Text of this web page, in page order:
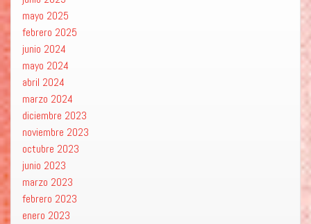
mayo 2025
febrero 2025
junio 2024
mayo 2024
abril 2024
marzo 2024
diciembre 2023
noviembre 2023
octubre 2023
junio 2023
marzo 2023
febrero 2023
enero 2023